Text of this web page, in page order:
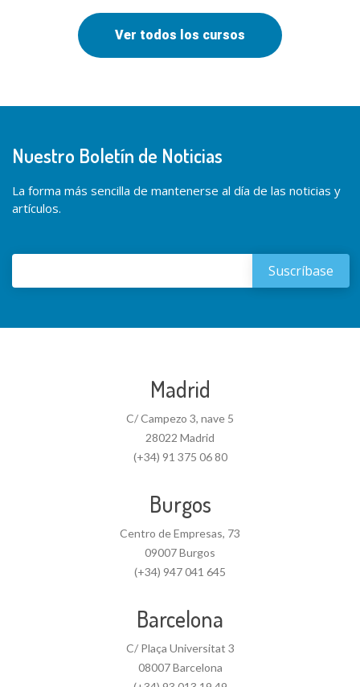
Ver todos los cursos
Nuestro Boletín de Noticias
La forma más sencilla de mantenerse al día de las noticias y
artículos.
Madrid
C/ Campezo 3, nave 5
28022 Madrid
(+34) 91 375 06 80
Burgos
Centro de Empresas, 73
09007 Burgos
(+34) 947 041 645
Barcelona
C/ Plaça Universitat 3
08007 Barcelona